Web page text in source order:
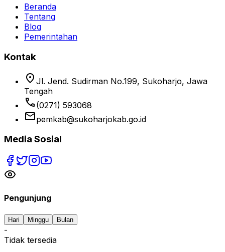
Beranda
Tentang
Blog
Pemerintahan
Kontak
location_on Jl. Jend. Sudirman No.199, Sukoharjo, Jawa
Tengah
phone (0271) 593068
emailpemkab@sukoharjokab.go.id
Media Sosial
Pengunjung
Hari Minggu Bulan
-
Tidak tersedia